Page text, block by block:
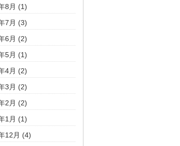
8月 (1)
7月 (3)
6月 (2)
5月 (1)
4月 (2)
3月 (2)
2月 (2)
1月 (1)
12月 (4)